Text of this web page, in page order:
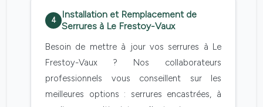
4
Installation et Remplacement de
Serrures à Le Frestoy-Vaux
Besoin de mettre à jour vos serrures à Le
Frestoy-Vaux ? Nos collaborateurs
professionnels vous conseillent sur les
meilleures options : serrures encastrées, à